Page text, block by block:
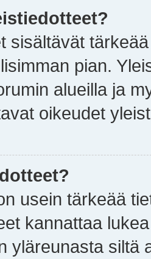
sisältävät
pian.
alueilla ja
oikeudet
usein tärkeää
kannattaa
yläreunasta siltä